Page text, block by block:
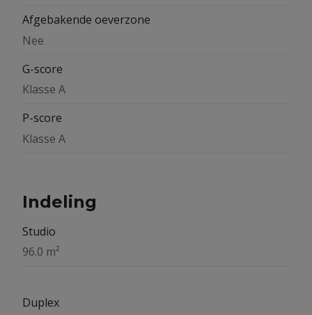
Afgebakende oeverzone
Nee
G-score
Klasse A
P-score
Klasse A
Indeling
Studio
96.0 m²
Duplex